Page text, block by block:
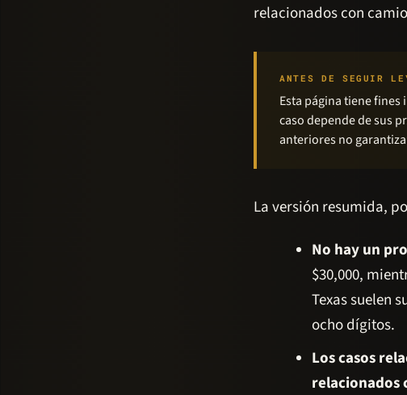
relacionados con
ANTES DE SEGUIR
Esta página tiene
caso depende de sus
anteriores no
La versión resumida,
No hay un
$30,000,
Texas suelen
ocho dígitos.
Los casos
relacionados